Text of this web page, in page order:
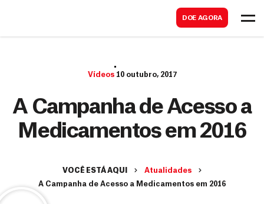
DOE AGORA
Vídeos 10 outubro, 2017
A Campanha de Acesso a
Medicamentos em 2016
VOCÊ ESTÁ AQUI
Atualidades
A Campanha de Acesso a Medicamentos em 2016
a